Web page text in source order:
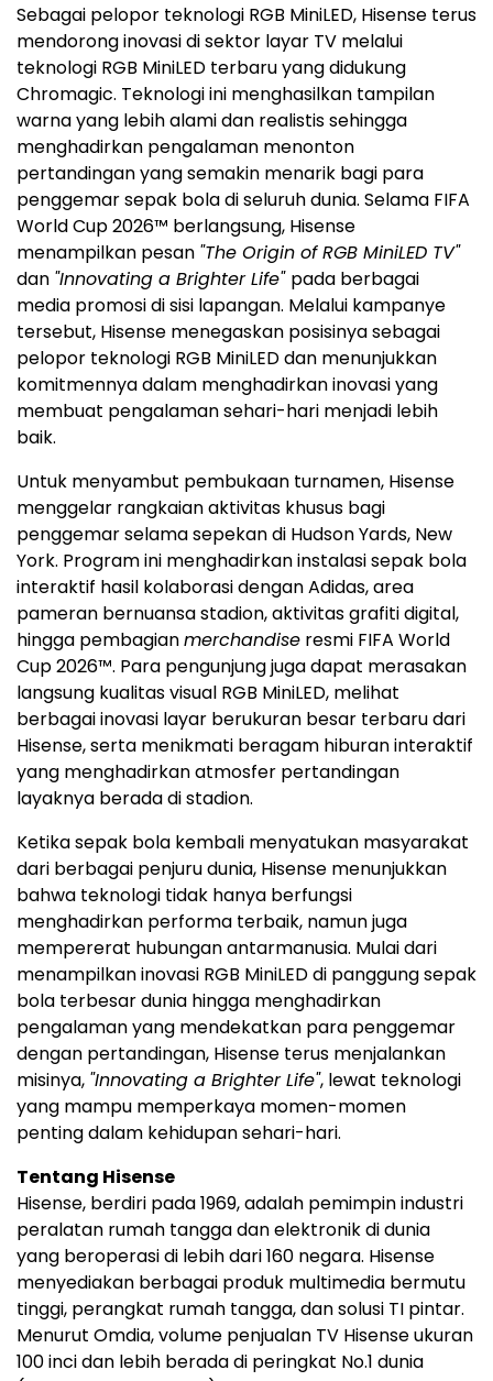
Sebagai pelopor teknologi RGB MiniLED, Hisense terus
mendorong inovasi di sektor layar TV melalui
teknologi RGB MiniLED terbaru yang didukung
Chromagic. Teknologi ini menghasilkan tampilan
warna yang lebih alami dan realistis sehingga
menghadirkan pengalaman menonton
pertandingan yang semakin menarik bagi para
penggemar sepak bola di seluruh dunia. Selama FIFA
World Cup 2026™ berlangsung, Hisense
menampilkan pesan "The Origin of RGB MiniLED TV"
dan "Innovating a Brighter Life" pada berbagai
media promosi di sisi lapangan. Melalui kampanye
tersebut, Hisense menegaskan posisinya sebagai
pelopor teknologi RGB MiniLED dan menunjukkan
komitmennya dalam menghadirkan inovasi yang
membuat pengalaman sehari-hari menjadi lebih
baik.
Untuk menyambut pembukaan turnamen, Hisense
menggelar rangkaian aktivitas khusus bagi
penggemar selama sepekan di Hudson Yards, New
York. Program ini menghadirkan instalasi sepak bola
interaktif hasil kolaborasi dengan Adidas, area
pameran bernuansa stadion, aktivitas grafiti digital,
hingga pembagianmerchandise resmi FIFA World
Cup 2026™. Para pengunjung juga dapat merasakan
langsung kualitas visual RGB MiniLED, melihat
berbagai inovasi layar berukuran besar terbaru dari
Hisense, serta menikmati beragam hiburan interaktif
yang menghadirkan atmosfer pertandingan
layaknya berada di stadion.
Ketika sepak bola kembali menyatukan masyarakat
dari berbagai penjuru dunia, Hisense menunjukkan
bahwa teknologi tidak hanya berfungsi
menghadirkan performa terbaik, namun juga
mempererat hubungan antarmanusia. Mulai dari
menampilkan inovasi RGB MiniLED di panggung sepak
bola terbesar dunia hingga menghadirkan
pengalaman yang mendekatkan para penggemar
dengan pertandingan, Hisense terus menjalankan
misinya, "Innovating a Brighter Life", lewat teknologi
yang mampu memperkaya momen-momen
penting dalam kehidupan sehari-hari.
Tentang Hisense
Hisense, berdiri pada 1969, adalah pemimpin industri
peralatan rumah tangga dan elektronik di dunia
yang beroperasi di lebih dari 160 negara. Hisense
menyediakan berbagai produk multimedia bermutu
tinggi, perangkat rumah tangga, dan solusi TI pintar.
Menurut Omdia, volume penjualan TV Hisense ukuran
100 inci dan lebih berada di peringkat No.1 dunia